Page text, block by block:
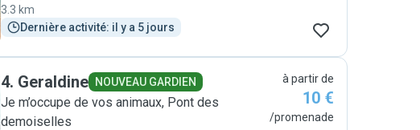
3.3 km
Dernière activité: il y a 5 jours
4. Geraldine NOUVEAU GARDIEN
Je m’occupe de vos animaux, Pont des
demoiselles
à partir de
10 €
/promenade